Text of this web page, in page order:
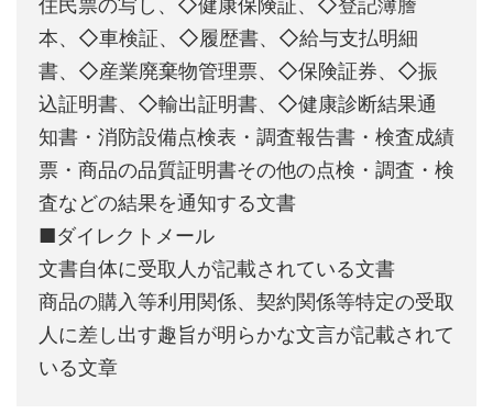
住民票の写し、◇健康保険証、◇登記簿謄
本、◇車検証、◇履歴書、◇給与支払明細
書、◇産業廃棄物管理票、◇保険証券、◇振
込証明書、◇輸出証明書、◇健康診断結果通
知書・消防設備点検表・調査報告書・検査成績
票・商品の品質証明書その他の点検・調査・検
査などの結果を通知する文書
■ダイレクトメール
文書自体に受取人が記載されている文書
商品の購入等利用関係、契約関係等特定の受取
人に差し出す趣旨が明らかな文言が記載されて
いる文章